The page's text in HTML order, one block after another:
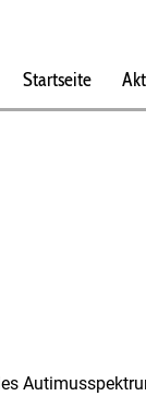
Startseite